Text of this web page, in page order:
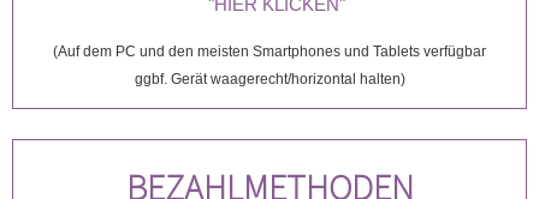
"HIER KLICKEN"
(Auf dem PC und den meisten Smartphones und Tablets verfügbar
ggbf. Gerät waagerecht/horizontal halten)
BEZAHLMETHODEN